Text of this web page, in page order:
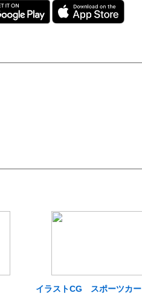
イラストCG スポーツカー